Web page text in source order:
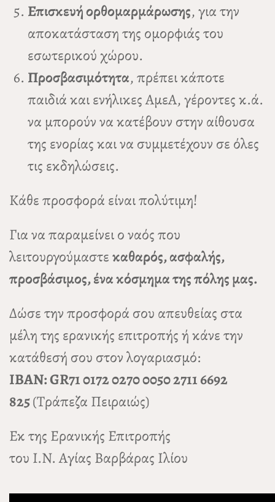
Επισκευή ορθομαρμάρωσης, για την
αποκατάσταση της ομορφιάς του
εσωτερικού χώρου.
Προσβασιμότητα, πρέπει κάποτε
παιδιά και ενήλικες ΑμεΑ, γέροντες κ.ά.
να μπορούν να κατέβουν στην αίθουσα
της ενορίας και να συμμετέχουν σε όλες
τις εκδηλώσεις.
Κάθε προσφορά είναι πολύτιμη!
Για να παραμείνει ο ναός που
λειτουργούμαστεκαθαρός, ασφαλής,
προσβάσιμος, ένα κόσμημα της πόλης μας.
Δώσε την προσφορά σου απευθείας στα
μέλη της ερανικής επιτροπής ή κάνε την
κατάθεσή σου στον λογαριασμό:
IBAN: GR71 0172 0270 0050 2711 6692
825(Τράπεζα Πειραιώς)
Εκ της Ερανικής Επιτροπής
του Ι.Ν. Αγίας Βαρβάρας Ιλίου